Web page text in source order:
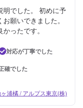
明でした。 初めに予
願いできました。
ったです。
対応が丁寧でした
確でした
浦橘 / アルプス東京(株)